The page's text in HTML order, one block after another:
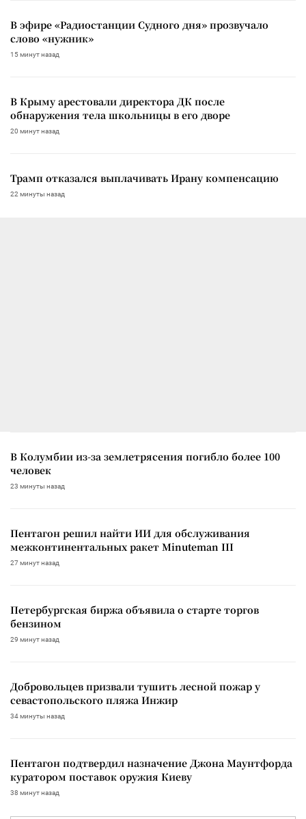
В эфире «Радиостанции Судного дня» прозвучало
слово «нужник»
15 минут назад
В Крыму арестовали директора ДК после
обнаружения тела школьницы в его дворе
20 минут назад
Трамп отказался выплачивать Ирану компенсацию
22 минуты назад
В Колумбии из-за землетрясения погибло более 100
человек
23 минуты назад
Пентагон решил найти ИИ для обслуживания
межконтинентальных ракет Minuteman III
27 минут назад
Петербургская биржа объявила о старте торгов
бензином
29 минут назад
Добровольцев призвали тушить лесной пожар у
севастопольского пляжа Инжир
34 минуты назад
Пентагон подтвердил назначение Джона Маунтфорда
куратором поставок оружия Киеву
38 минут назад